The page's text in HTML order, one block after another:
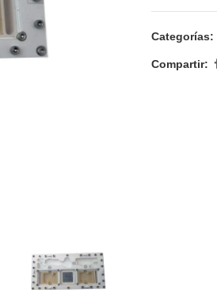
Categorías:
Compartir: